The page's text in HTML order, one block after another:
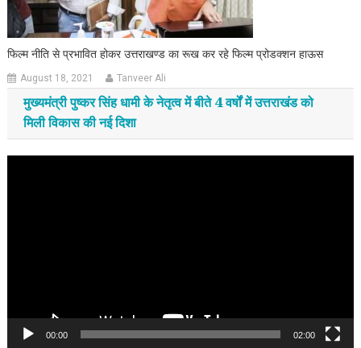
फिल्म नीति से प्रभावित होकर उत्तराखण्ड का रूख कर रहे फिल्म प्रोडक्शन हाऊस
August 18, 2021 Tanveer Ali
मुख्यमंत्री पुष्कर सिंह धामी के नेतृत्व में बीते 4 वर्षों में उत्तराखंड को
मिली विकास की नई दिशा
00:00 02:00